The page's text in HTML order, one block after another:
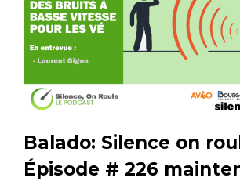
Balado: Silence on
Épisode # 226